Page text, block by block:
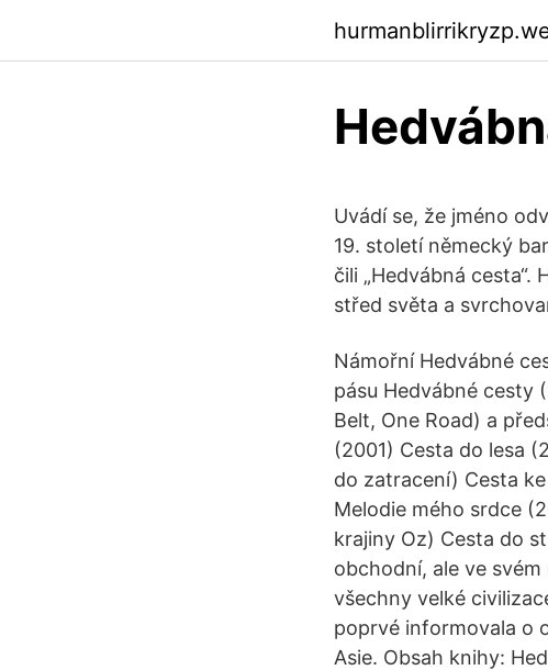
Uvádí se, že jméno
19. století německý
čili „Hedvábná
střed světa a
Námořní Hedvábné
pásu Hedvábné cesty
Belt, One Road) a
(2001) Cesta do lesa
do zatracení) Cesta
Melodie mého srdce
krajiny Oz) Cesta do
obchodní, ale ve
všechny velké
poprvé informovala o
Asie. Obsah knihy: